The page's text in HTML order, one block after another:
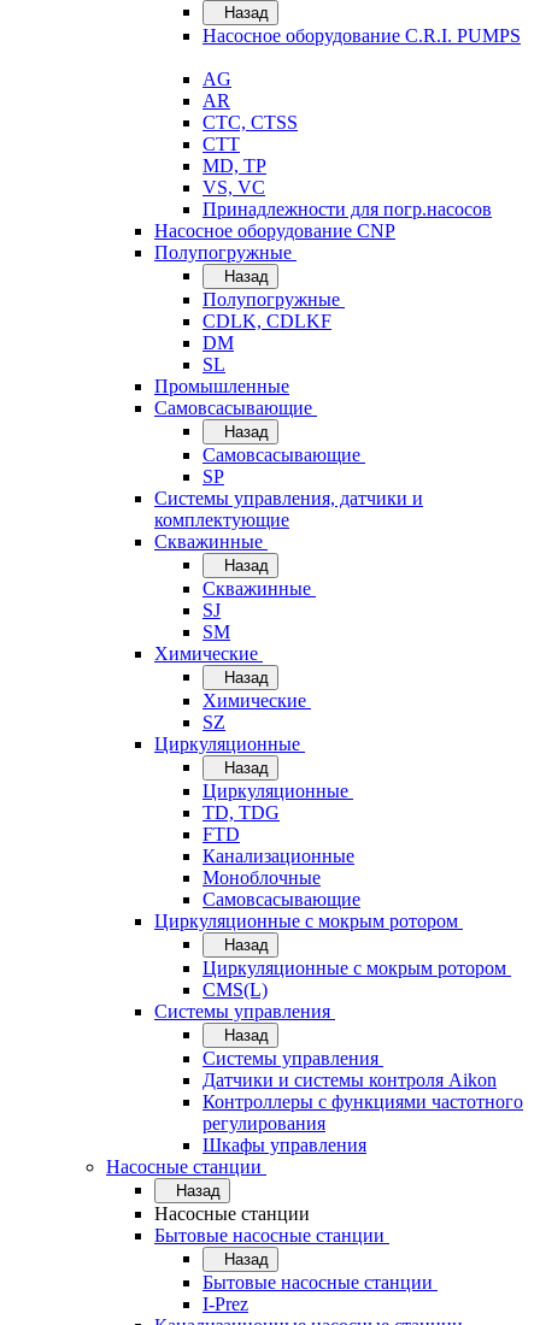
Назад
Насосное оборудование C.R.I. PUMPS
AG
AR
CTC, CTSS
CTT
MD, TP
VS, VC
Принадлежности для погр.насосов
Насосное оборудование CNP
Полупогружные
Назад
Полупогружные
CDLK, CDLKF
DM
SL
Промышленные
Самовсасывающие
Назад
Самовсасывающие
SP
Системы управления, датчики и
комплектующие
Скважинные
Назад
Скважинные
SJ
SM
Химические
Назад
Химические
SZ
Циркуляционные
Назад
Циркуляционные
TD, TDG
FTD
Канализационные
Моноблочные
Самовсасывающие
Циркуляционные с мокрым ротором
Назад
Циркуляционные с мокрым ротором
CMS(L)
Системы управления
Назад
Системы управления
Датчики и системы контроля Aikon
Контроллеры с функциями частотного
регулирования
Шкафы управления
Насосные станции
Назад
Насосные станции
Бытовые насосные станции
Назад
Бытовые насосные станции
I-Prez